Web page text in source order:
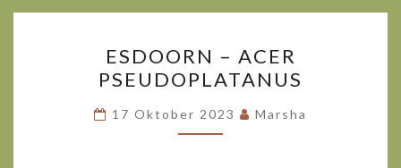
–
ACER
PSEUDOPLATANUS
ESDOORN – ACER
PSEUDOPLATANUS
17 Oktober 2023 Marsha